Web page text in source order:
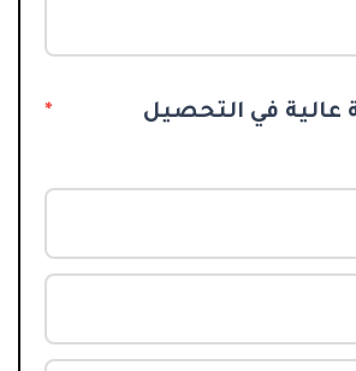
عالية في التحصيل
*